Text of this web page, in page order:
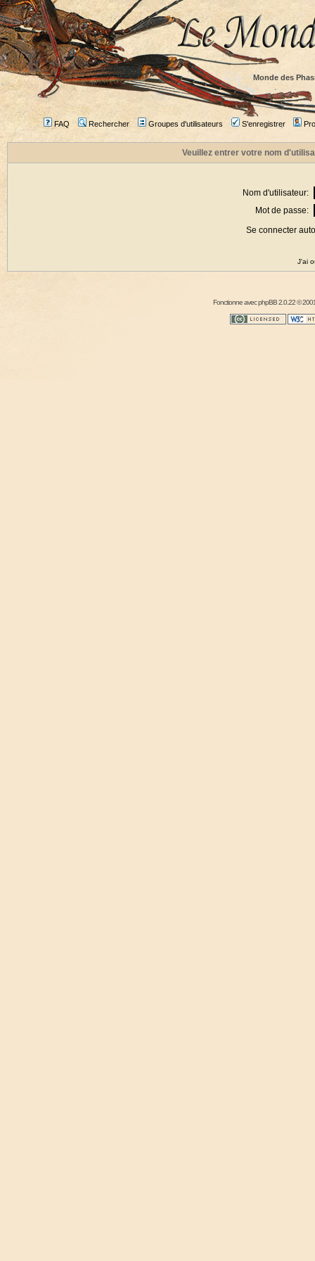
Monde des
FAQ Rechercher Groupes d'utilisateurs S'enregistrer
Veuillez entrer votre nom
Nom d'utilisateur:
Mot de passe:
Se connecter
J'ai
Fonctionne avecphpBB2.0.22 ©